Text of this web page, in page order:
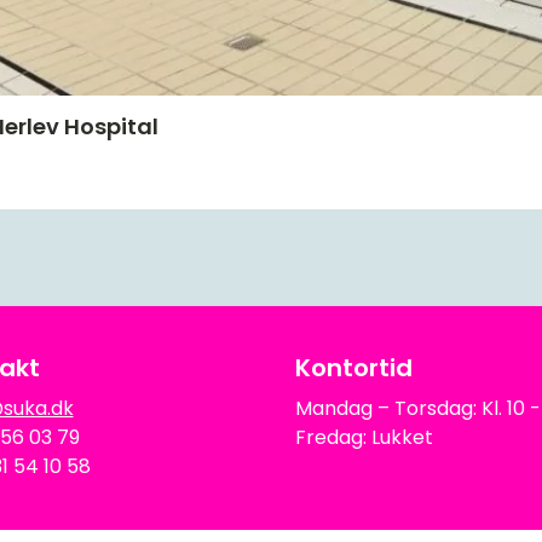
Hospital
03 79
54 10 58
Kontortid
Mandag – Torsdag: Kl. 10 -
Fredag: Lukket